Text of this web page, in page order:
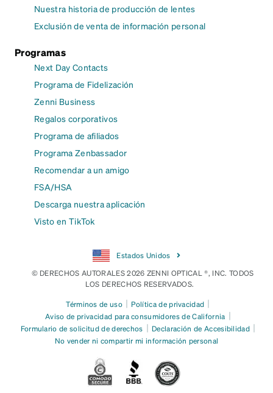
Nuestra historia de producción de lentes
Exclusión de venta de información personal
Programas
Next Day Contacts
Programa de Fidelización
Zenni Business
Regalos corporativos
Programa de afiliados
Programa Zenbassador
Recomendar a un amigo
FSA/HSA
Descarga nuestra aplicación
Visto en TikTok
Estados Unidos
© DERECHOS AUTORALES 2026 ZENNI OPTICAL ®, INC. TODOS
LOS DERECHOS RESERVADOS.
Términos de uso | Política de privacidad |
Aviso de privacidad para consumidores de California |
Formulario de solicitud de derechos | Declaración de Accesibilidad |
No vender ni compartir mi información personal